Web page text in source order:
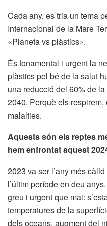
Cada any, es tria un tema
Internacional de la Mare
«Planeta vs plàstics».
És fonamental i urgent la
plàstics pel bé de la salut
una reducció del 60% de
2040. Perquè els
malalties.
Aquests són els reptes
hem enfrontat aquest
2023 va ser l’any més
l’últim període en deu
greu i urgent que mai:
temperatures de la
dels oceans, augment del